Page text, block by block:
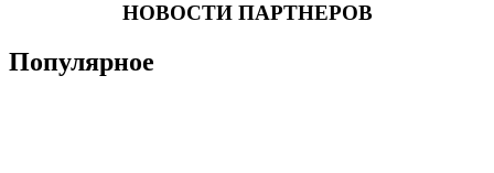
НОВОСТИ ПАРТНЕРОВ
Популярное